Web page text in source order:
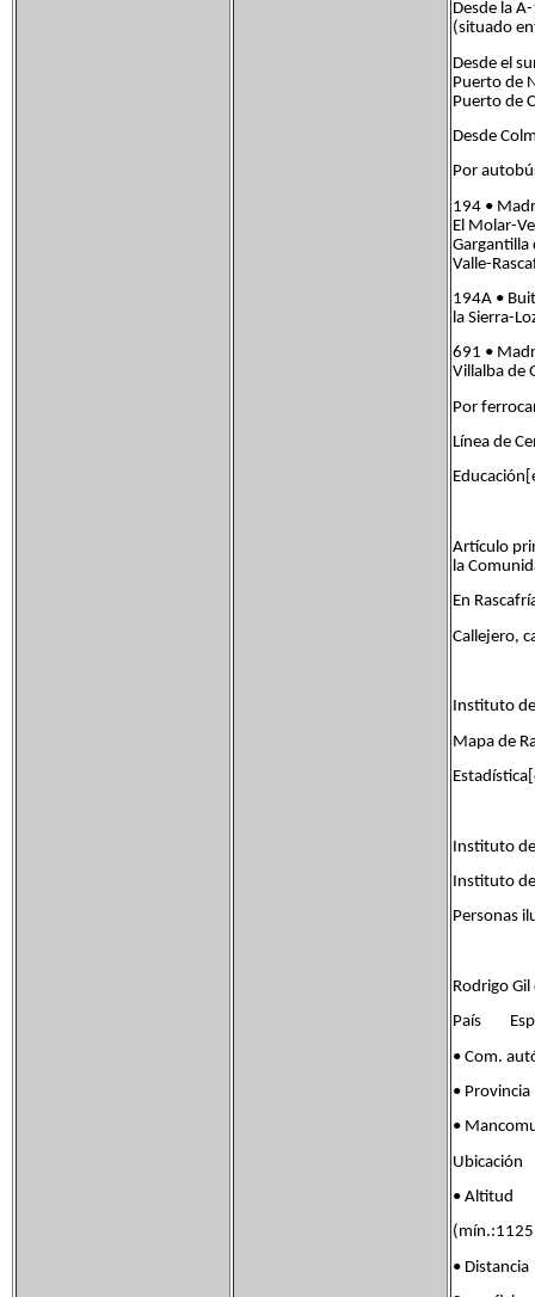
Desde la
(situado
Desde el
Puerto de
Puerto de
Desde
Por
194 •
El Molar-
Gargantilla
Valle-
194A •
la Sierra-
691 •
Villalba de
Por
Línea de
Artículo
la
En
Callejero,
Instituto
Mapa de
Instituto
Instituto
Personas
Rodrigo
País
• Com.
•
•
Ubicación
•
•